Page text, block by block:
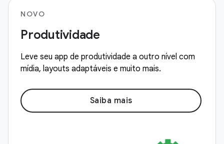
NOVO
Produtividade
Leve seu app de produtividade a outro nível com
mídia, layouts adaptáveis e muito mais.
Saiba mais